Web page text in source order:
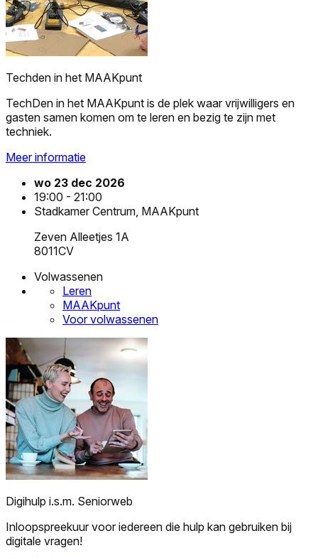
Techden in het MAAKpunt
TechDen in het MAAKpunt is de plek waar vrijwilligers en
gasten samen komen om te leren en bezig te zijn met
techniek.
Meer informatie
wo 23 dec 2026
19:00 - 21:00
Stadkamer Centrum, MAAKpunt
Zeven Alleetjes 1A
8011CV
Volwassenen
Leren
MAAKpunt
Voor volwassenen
Digihulp i.s.m. Seniorweb
Inloopspreekuur voor iedereen die hulp kan gebruiken bij
digitale vragen!